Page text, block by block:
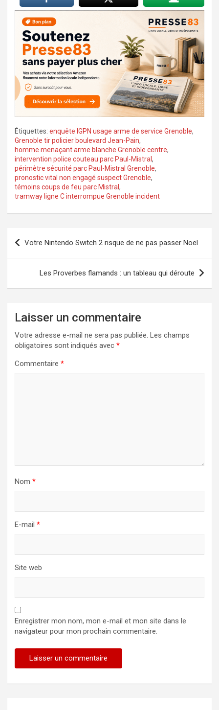
Étiquettes: enquête IGPN usage arme de service Grenoble,
Grenoble tir policier boulevard Jean-Pain,
homme menaçant arme blanche Grenoble centre,
intervention police couteau parc Paul-Mistral ,
périmètre sécurité parc Paul-Mistral Grenoble,
pronostic vital non engagé suspect Grenoble,
témoins coups de feu parc Mistral ,
tramway ligne C interrompue Grenoble incident
Navigation
de
l’article
Votre Nintendo Switch 2 risque de ne pas passer Noël
Les Proverbes flamands : un tableau qui déroute
Laisser un commentaire
Votre adresse e-mail ne sera pas publiée. Les champs
obligatoires sont indiqués avec *
Commentaire *
Nom *
E-mail *
Site web
Enregistrer mon nom, mon e-mail et mon site dans le
navigateur pour mon prochain commentaire.